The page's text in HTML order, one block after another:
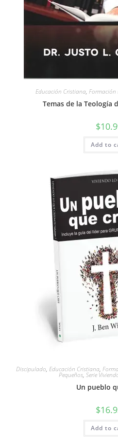
Educación Cristiana, Formación
Temas de la Teología
$
Add to
Discipulado, Educación Cristiana,
Pequeños, Serie
Un pueblo
$
Add to